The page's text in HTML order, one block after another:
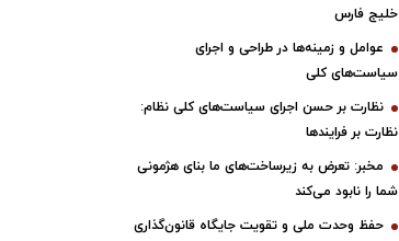
خلیج فارس
عوامل و زمینه‌ها در طراحی و اجرای
سیاست‌های کلی
نظارت بر حسن اجرای سیاست‌های کلی نظام:
نظارت بر فرایندها
مخبر: تعرض به زیرساخت‌های ما بنای هژمونی
شما را نابود می‌کند
حفظ وحدت ملی و تقویت جایگاه قانون‌گذاری